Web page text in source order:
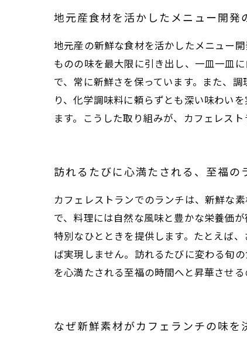
地元産食材を活かしたメニュー開発
地元産の新鮮な食材を活かしたメニュー
ものの味を最大限に引き出し、一皿一皿
で、常に新鮮さを保っています。また、
り、化学調味料に頼らずとも深い味わい
ます。こうした取り組みが、カフェレス
訪れるたびに心満たされる、至福の
カフェレストランでのランチは、新鮮な
で、料理には自然な風味と豊かな栄養価
特別なひとときを提供します。たとえば
ば実現しません。訪れるたびに変わる旬
を心満たされる至福の時間へと昇華させ
なぜ新鮮素材がカフェランチの味を